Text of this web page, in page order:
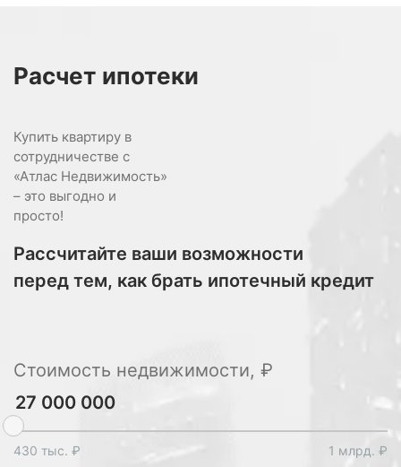
Расчет ипотеки
Купить квартиру в
сотрудничестве с
«Атлас Недвижимость»
– это выгодно и
просто!
Рассчитайте ваши возможности
перед тем, как брать ипотечный кредит
Стоимость недвижимости, ₽
430 тыс. ₽ 1 млрд. ₽